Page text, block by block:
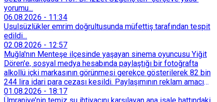
yorumu...
06.08.2026 - 11:34
Usulsüzlükler emrim doğrultusunda müfettiş tarafından tespit
edildi...
02.08.2026 - 12:57
Muğla'nın Menteşe ilçesinde yaşayan sinema oyuncusu Yiğit
Dören'e, sosyal medya hesabında paylaştığı bir fotoğrafta
alkollü içki markasının görünmesi gerekçe gösterilerek 82 bin
244 lira idari para cezası kesildi. Paylaşımının reklam amacı
taşımadığını savunan Dören, cezanın iptali için yargıya
başvurdu.
01.08.2026 - 18:17
Ümraniye’nin temiz su ihtiyacını karşılayan ana isale hattındaki